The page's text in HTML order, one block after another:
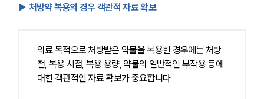
▶ 처방약 복용의 경우 객관적 자료 확보
의료 목적으로 처방받은 약물을 복용한 경우에는 처방
전, 복용 시점, 복용 용량, 약물의 일반적인 부작용 등에
대한 객관적인 자료 확보가 중요합니다.